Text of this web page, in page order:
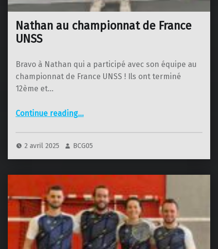
Nathan au championnat de France
UNSS
Bravo à Nathan qui a participé avec son équipe au
championnat de France UNSS ! Ils ont terminé
12ème et…
Continue reading“Nathan au championnat de France UNSS”
…
2 avril 2025 BCG05